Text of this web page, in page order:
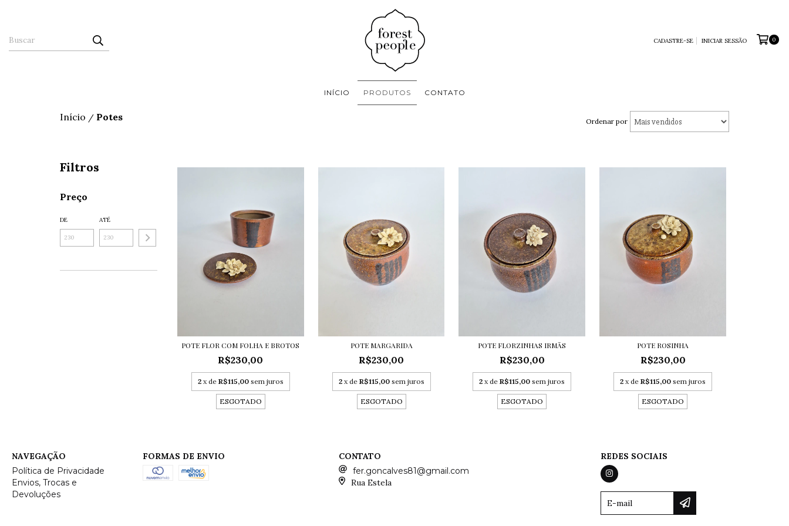
CADASTRE-SE INICIAR SESSÃO 0
INÍCIO PRODUTOS CONTATO
Início / Potes Ordenar por
Filtros
Preço
DE ATÉ
POTE FLOR COM FOLHA E BROTOS
R$230,00
2 x de R$115,00 sem juros
ESGOTADO
POTE MARGARIDA
R$230,00
2 x de R$115,00 sem juros
ESGOTADO
POTE FLORZINHAS IRMÃS
R$230,00
2 x deR$115,00 sem juros
ESGOTADO
POTE ROSINHA
R$230,00
2 x deR$115,00 sem juros
ESGOTADO
NAVEGAÇÃO
Política de Privacidade
Envios, Trocas e
Devoluções
FORMAS DE ENVIO
CONTATO
fer.goncalves81@gmail.com
Rua Estela
REDES SOCIAIS